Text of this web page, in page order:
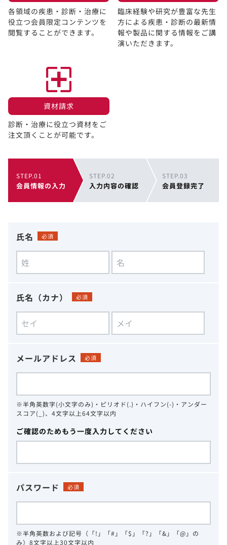
各領域の疾患・診断・治療に
役立つ会員限定コンテンツを
閲覧することができます。​
臨床経験や研究が豊富な先生
方による疾患・診断の最新情
報や製品に関する情報をご講
演いただきます。
資材請求​
診断・治療に役立つ資材をご
注文頂くことが可能です。
STEP.01
会員情報の入力
STEP.02
入力内容の確認
STEP.03
会員登録完了
氏名 必須
氏名（カナ） 必須
メールアドレス 必須
※半角英数字(小文字のみ)・ピリオド(.)・ハイフン(-)・アンダー
スコア(_)、4文字以上64文字以内
ご確認のためもう一度入力してください
パスワード 必須
※半角英数および記号（「!」「#」「$」「?」「&」「@」の
み）8文字以上30文字以内